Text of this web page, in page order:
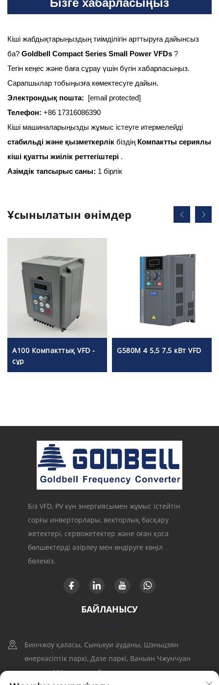
Бізге хабарласыңыз
Кіші жабдықтарыңыздың тиімділігін арттыруға дайынсыз
ба? Goldbell Compact Series Small Power VFDs ?
Тегін кеңес және баға сұрау үшін бүгін хабарласыңыз.
Сарапшылар тобыңызға көмектесуге дайын.
Электрондық пошта: [email protected]
Телефон: +86 17316086390
Кіші машиналарыңызды жұмыс істеуге итермелейді
стабильді және қызметкерлік біздің Компактты сериялы
кіші қуатты жиілік реттегіштері .
Азімдік тапсырыс саны: 1 бірлік
Ұсынылатын өнімдер
A100 Компакттық VFD -
сұр
G580M 4 5,5 7,5 кВт VFD
Біз VFD, PV күн энергиясымен жұмыс істейтін
сорғы инверторлары, векторлық басқару
жетектері, сервожетектер және оған қоса
бөлшектерді әзірлеу мен өндіруге көңіл
бөлеміз.
БАЙЛАНЫСУ
Бинчжоу қаласы, Сыньхуи ауданы, Шэньцзян
өнеркәсіптік паркі, Дазе паркі, Ваньян Чжунчуан
қаласы, 13А ғимарат, Гуандун провинциясы